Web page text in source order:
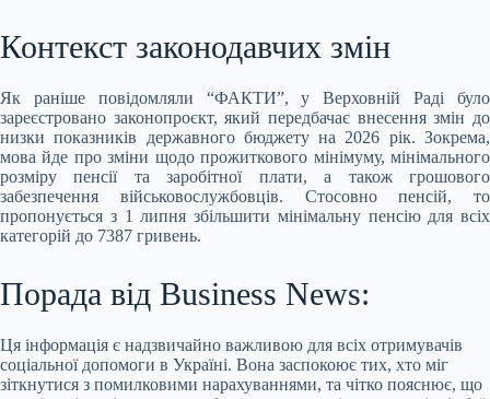
Контекст законодавчих змін
Як раніше повідомляли “ФАКТИ”, у Верховній Раді було
зареєстровано законопроєкт, який передбачає внесення змін до
низки показників державного бюджету на 2026 рік. Зокрема,
мова йде про зміни щодо прожиткового мінімуму, мінімального
розміру пенсії та заробітної плати, а також грошового
забезпечення військовослужбовців. Стосовно пенсій, то
пропонується з 1 липня збільшити мінімальну пенсію для всіх
категорій до 7387 гривень.
Порада від Business News:
Ця інформація є надзвичайно важливою для всіх отримувачів
соціальної допомоги в Україні. Вона заспокоює тих, хто міг
зіткнутися з помилковими нарахуваннями, та чітко пояснює, що